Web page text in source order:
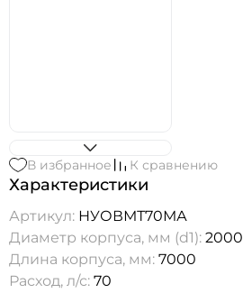
В избранное К сравнению
Характеристики
Артикул: НУОВМТ70МА
Диаметр корпуса, мм (d1): 2000
Длина корпуса, мм: 7000
Расход, л/с: 70